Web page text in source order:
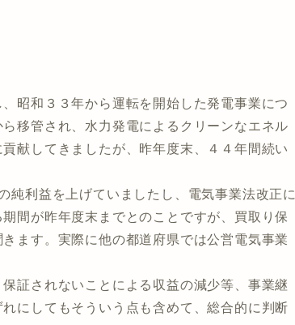
昭和３３年から運転を開始した発電事業につ
移管され、水力発電によるクリーンなエネル
献してきましたが、昨年度末、４４年間続い
利益を上げていましたし、電気事業法改正に
間が昨年度末までとのことですが、買取り保
ます。実際に他の都道府県では公営電気事業
証されないことによる収益の減少等、事業継
にしてもそういう点も含めて、総合的に判断